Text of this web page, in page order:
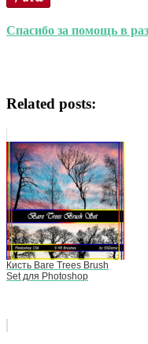
Спасибо за помощь в
Related posts:
Кисть Bare Trees Brush
Set для Photoshop